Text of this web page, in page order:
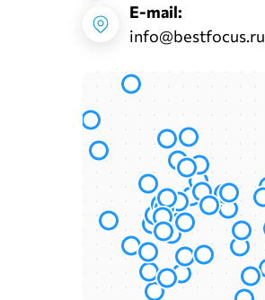
E-mail:
info@bestfocus.ru